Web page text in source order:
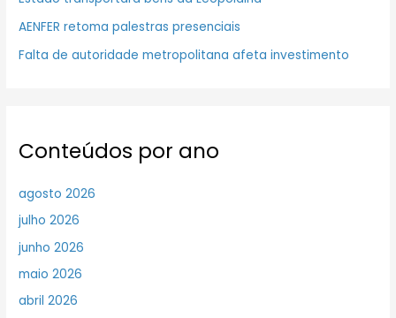
AENFER retoma palestras presenciais
Falta de autoridade metropolitana afeta investimento
Conteúdos por ano
agosto 2026
julho 2026
junho 2026
maio 2026
abril 2026